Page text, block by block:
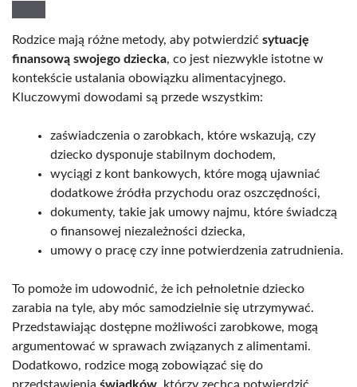
Rodzice mają różne metody, aby potwierdzić sytuację
finansową swojego dziecka, co jest niezwykle istotne w
kontekście ustalania obowiązku alimentacyjnego.
Kluczowymi dowodami są przede wszystkim:
zaświadczenia o zarobkach, które wskazują, czy
dziecko dysponuje stabilnym dochodem,
wyciągi z kont bankowych, które mogą ujawniać
dodatkowe źródła przychodu oraz oszczędności,
dokumenty, takie jak umowy najmu, które świadczą
o finansowej niezależności dziecka,
umowy o pracę czy inne potwierdzenia zatrudnienia.
To pomoże im udowodnić, że ich pełnoletnie dziecko
zarabia na tyle, aby móc samodzielnie się utrzymywać.
Przedstawiając dostępne możliwości zarobkowe, mogą
argumentować w sprawach związanych z alimentami.
Dodatkowo, rodzice mogą zobowiązać się do